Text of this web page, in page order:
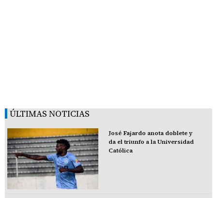
ÚLTIMAS NOTICIAS
José Fajardo anota doblete y
da el triunfo a la Universidad
Católica